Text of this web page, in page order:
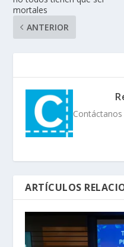
mortales
ANTERIOR
ARTÍCULOS